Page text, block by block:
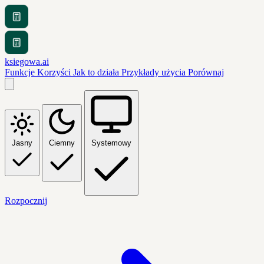
ksiegowa.ai
Funkcje Korzyści Jak to działa Przykłady użycia Porównaj
Jasny Ciemny Systemowy
Rozpocznij